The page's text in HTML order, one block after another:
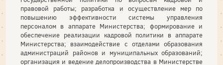
правовой работы; разработка и осуществление мер по
повышению эффективности системы управления
персоналом в аппарате Министерства; формирование и
обеспечение реализации кадровой политики в аппарате
Министерства; взаимодействие с отделами образования
администраций районов и муниципальных образований;
организация и ведение делопроизводства в Министерстве